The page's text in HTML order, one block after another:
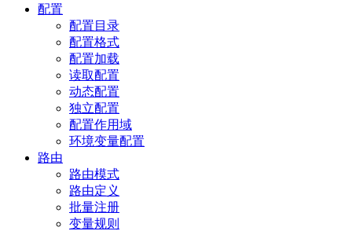
配置
配置目录
配置格式
配置加载
读取配置
动态配置
独立配置
配置作用域
环境变量配置
路由
路由模式
路由定义
批量注册
变量规则